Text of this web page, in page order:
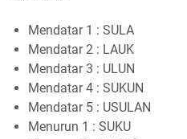
Mendatar 1 : SULA
Mendatar 2 : LAUK
Mendatar 3 : ULUN
Mendatar 4 : SUKUN
Mendatar 5 : USULAN
Menurun 1 : SUKU